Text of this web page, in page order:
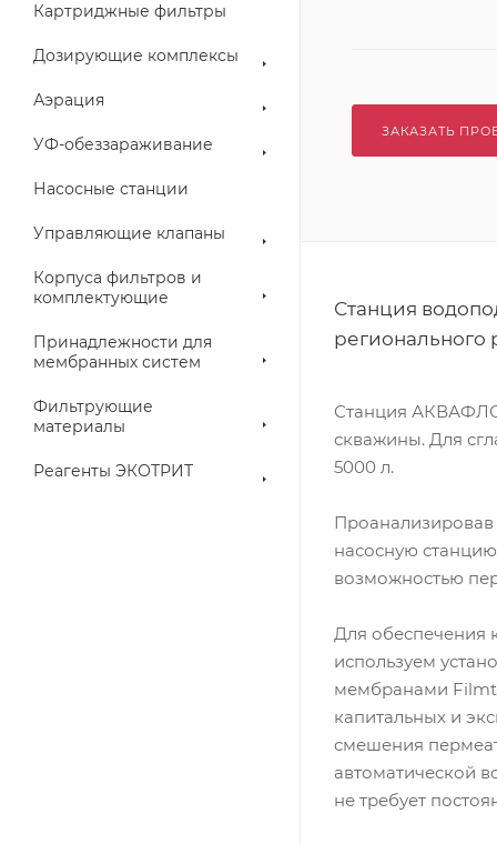
Картриджные фильтры
Дозирующие комплексы
Аэрация
УФ-обеззараживание
Насосные станции
Управляющие клапаны
Корпуса фильтров и
комплектующие
Принадлежности для
мембранных систем
Фильтрующие
материалы
Реагенты ЭКОТРИТ
ЗАКАЗАТЬ
Станция
регионального
Станция
скважины. Для
5000 л.
насосную
возможностью
Для обеспечения
используем
мембранами
капитальных и
смешения
автоматической
не требует